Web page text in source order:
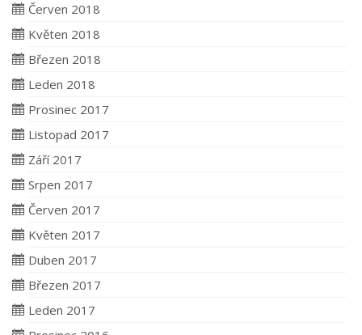
Červen 2018
Květen 2018
Březen 2018
Leden 2018
Prosinec 2017
Listopad 2017
Září 2017
Srpen 2017
Červen 2017
Květen 2017
Duben 2017
Březen 2017
Leden 2017